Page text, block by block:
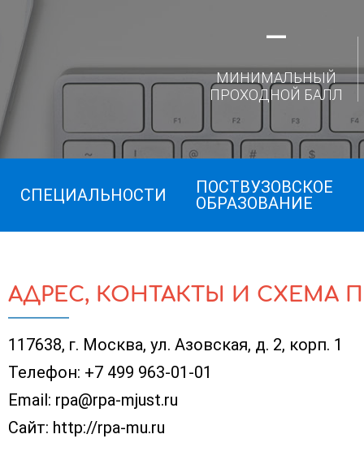
—
МИНИМАЛЬНЫЙ
ПРОХОДНОЙ БАЛЛ
СПЕЦИАЛЬНОСТИ
ПОСТВУЗОВСКОЕ
ОБРАЗОВАНИЕ
АДРЕС, КОНТАКТЫ И СХЕМА
117638, г. Москва, ул. Азовская, д. 2, корп. 1
Телефон: +7 499 963-01-01
Email: rpa@rpa-mjust.ru
Сайт: http://rpa-mu.ru